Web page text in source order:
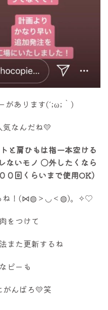
があります(´;ω;｀)
なんだね💛
と肩ひもは指一本空ける
ないモノ 〇外したくなら
０回くらいまで使用OK）
ね！(⋈◍＞◡＜◍)。✧♡
をつけて
また更新するね
ピーも
んばろ💛笑